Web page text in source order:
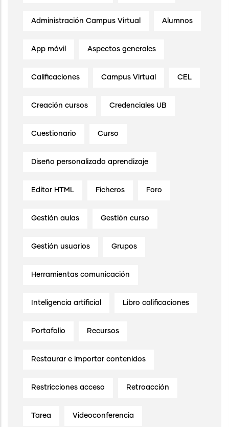
Administración Campus Virtual Alumnos
App móvil Aspectos generales
Calificaciones Campus Virtual CEL
Creación cursos Credenciales UB
Cuestionario Curso
Diseño personalizado aprendizaje
Editor HTML Ficheros Foro
Gestión aulas Gestión curso
Gestión usuarios Grupos
Herramientas comunicación
Inteligencia artificial Libro calificaciones
Portafolio Recursos
Restaurar e importar contenidos
Restricciones acceso Retroacción
Tarea Videoconferencia